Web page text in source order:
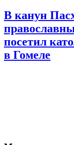
В канун
посетил
в Гомеле